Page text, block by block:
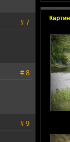
# 7
# 8
# 9